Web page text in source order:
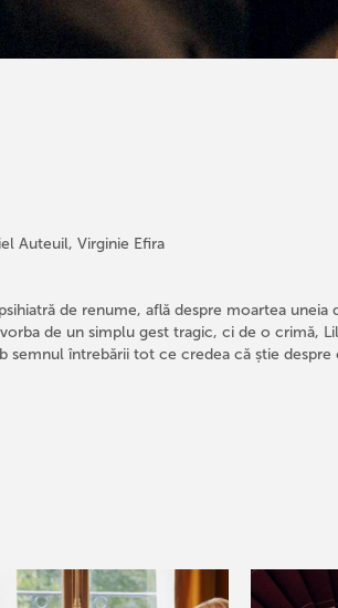
Auteuil, Virginie Efira
de renume, află despre moartea
de un simplu gest tragic, ci de o crimă,
semnul întrebării tot ce credea că știe despre